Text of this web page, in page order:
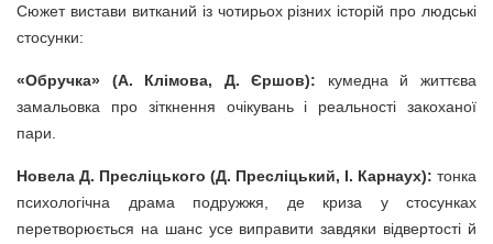
Сюжет вистави витканий із чотирьох різних історій про людські
стосунки:
«Обручка» (А. Клімова, Д. Єршов): кумедна й життєва
замальовка про зіткнення очікувань і реальності закоханої
пари.
Новела Д. Пресліцького (Д. Пресліцький, І. Карнаух): тонка
психологічна драма подружжя, де криза у стосунках
перетворюється на шанс усе виправити завдяки відвертості й